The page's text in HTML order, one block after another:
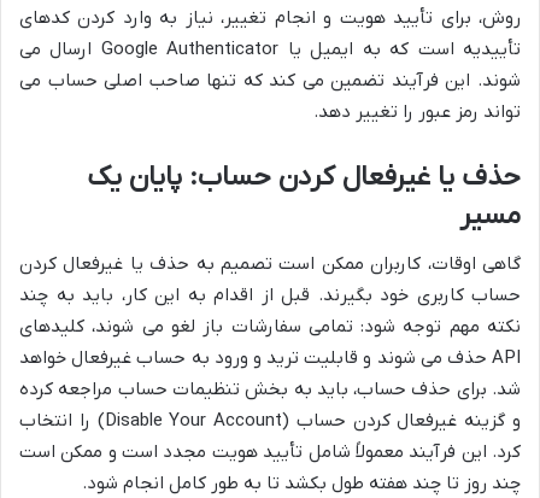
روش، برای تأیید هویت و انجام تغییر، نیاز به وارد کردن کدهای
تأییدیه است که به ایمیل یا Google Authenticator ارسال می
شوند. این فرآیند تضمین می کند که تنها صاحب اصلی حساب می
تواند رمز عبور را تغییر دهد.
حذف یا غیرفعال کردن حساب: پایان یک
مسیر
گاهی اوقات، کاربران ممکن است تصمیم به حذف یا غیرفعال کردن
حساب کاربری خود بگیرند. قبل از اقدام به این کار، باید به چند
نکته مهم توجه شود: تمامی سفارشات باز لغو می شوند، کلیدهای
API حذف می شوند و قابلیت ترید و ورود به حساب غیرفعال خواهد
شد. برای حذف حساب، باید به بخش تنظیمات حساب مراجعه کرده
و گزینه غیرفعال کردن حساب (Disable Your Account) را انتخاب
کرد. این فرآیند معمولاً شامل تأیید هویت مجدد است و ممکن است
چند روز تا چند هفته طول بکشد تا به طور کامل انجام شود.